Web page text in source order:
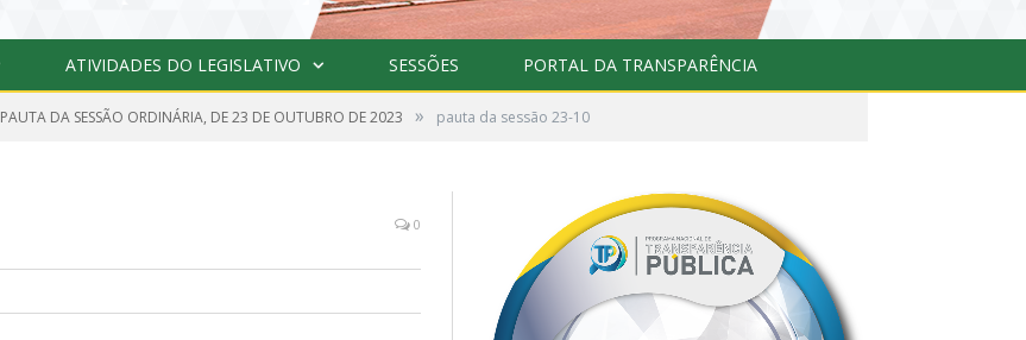
ATIVIDADES DO LEGISLATIVO SESSÕES PORTAL DA TRANSPARÊNCIA
PAUTA DA SESSÃO ORDINÁRIA, DE 23 DE OUTUBRO DE 2023 » pauta da sessão 23-10
0